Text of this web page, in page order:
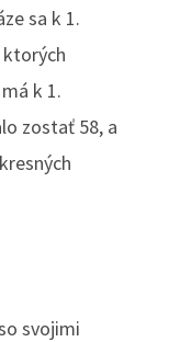
sa k 1.
ktorých
k 1.
zostať 58, a
svojimi